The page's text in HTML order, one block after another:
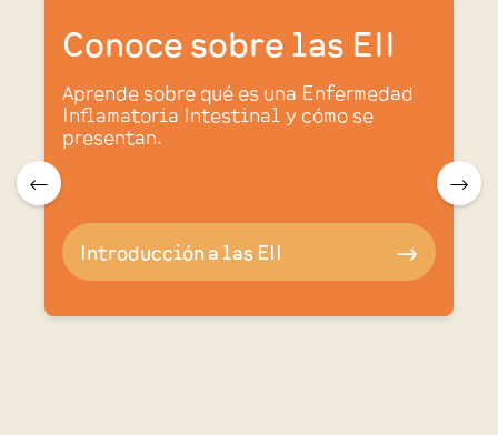
🠀
Conoce sobre las EII
Aprende sobre qué es una Enfermedad
Inflamatoria Intestinal y cómo se
presentan.
Introducción a las EII 🠂
🠂